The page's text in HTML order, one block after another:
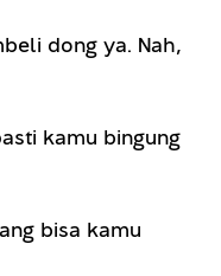
dong ya. Nah,
kamu bingung
bisa kamu